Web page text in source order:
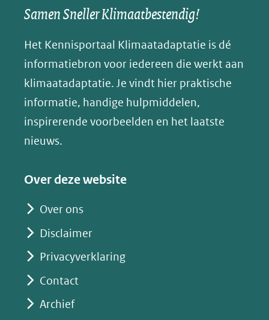
een
website)
een
website)
een
website)
s
y
(opent
in
nieuw
venster)
venster)
naar
een
andere
website)
Samen Sneller Klimaatbestendig!
Het Kennisportaal Klimaatadaptatie is dé
informatiebron voor iedereen die werkt aan
klimaatadaptatie. Je vindt hier praktische
informatie, handige hulpmiddelen,
inspirerende voorbeelden en het laatste
nieuws.
Over deze website
Over ons
Disclaimer
Privacyverklaring
Contact
Archief